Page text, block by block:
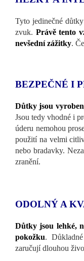
Tyto jedinečné
zvuk. Právě tento
nevšední zážitky.
BEZPEČNÉ I
Důtky jsou
Jsou tedy vhodné i
úderu nemohou
použití na velmi
nebo bradavky.
zranění.
ODOLNÝ A
Důtky jsou lehké,
pokožku.
zaručují dlouhou